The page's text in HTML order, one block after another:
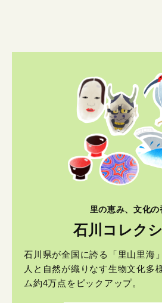
里の恵み、文化の
石川コレク
石川県が全国に誇る「里山里海
人と自然が織りなす生物文化多
ム約4万点をピックアップ。